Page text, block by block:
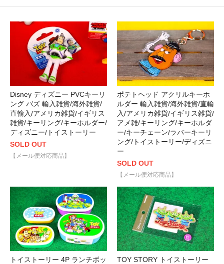
Disney ディズニー PVCキーリ
ング バズ 輸入雑貨/海外雑貨/
直輸入/アメリカ雑貨/イギリス
雑貨/キーリング/キーホルダー/
ディズニー/トイストーリー
SOLD OUT
【メール便対応商品】
ポテトヘッド アクリルキーホ
ルダー 輸入雑貨/海外雑貨/直輸
入/アメリカ雑貨/イギリス雑貨/
アメ雑/キーリング/キーホルダ
ー/キーチェーン/ラバーキーリ
ング/トイストーリー/ディズニ
ー
SOLD OUT
【メール便対応商品】
トイストーリー 4P ランチボッ
TOY STORY トイストーリー